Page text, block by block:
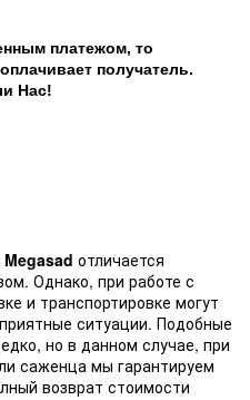
платежом, то
получатель.
Нас!
отличается
Однако, при работе с
и транспортировке могут
ситуации. Подобные
но в данном случае, при
саженца мы гарантируем
возврат стоимости